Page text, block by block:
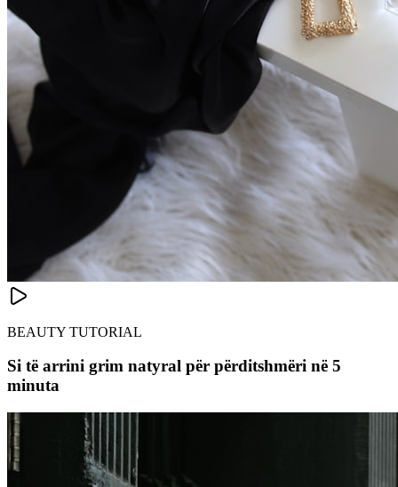
BEAUTY TUTORIAL
Si të arrini grim natyral për përditshmëri në 5
minuta